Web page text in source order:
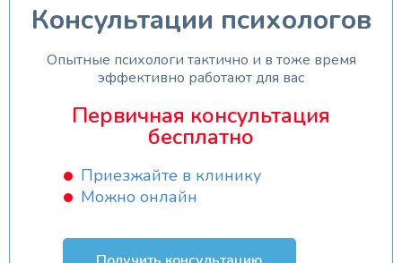
Консультации психологов
Опытные психологи тактично и в тоже время
эффективно работают для вас
Первичная консультация
бесплатно
Приезжайте в клинику
Можно онлайн